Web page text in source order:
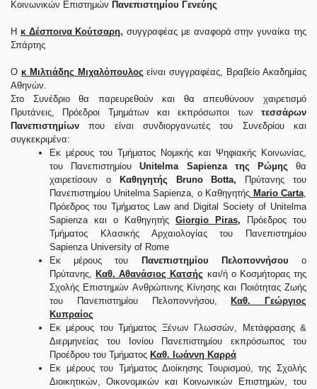
Κοινωνικών Επιστημών Πανεπιστημίου Γενεύης
Η κ Δέσποινα Κούτσαρη, συγγραφέας με αναφορά στην γυναίκα της
Σπάρτης
Ο κ Μιλτιάδης Μιχαλόπουλος είναι συγγραφέας, Βραβείο Ακαδημίας
Αθηνών.
Στο Συνέδριο θα παρευρεθούν και θα απευθύνουν χαιρετισμό
Πρυτάνεις, Πρόεδροι Τμημάτων και εκπρόσωποι των τεσσάρων
Πανεπιστημίων που είναι συνδιοργανωτές του Συνεδρίου και
συγκεκριμένα:
Εκ μέρους του Τμήματος Νομικής και Ψηφιακής Κοινωνίας,
του ΠανεπιστημίουUnitelma Sapienza της Ρώμης θα
χαιρετίσουν οΚαθηγητής Bruno Botta, Πρύτανης του
Πανεπιστημίου Unitelma Sapienza, ο Καθηγητής Mario Carta,
Πρόεδρος του Τμήματος Law and Digital Society of Unitelma
Sapienza και ο Καθηγητής Giorgio Piras, Πρόεδρος του
Τμήματος Κλασικής Αρχαιολογίας του Πανεπιστημίου
Sapienza University of Rome
Εκ μέρους του
Πανεπιστημίου Πελοποννήσου ο
Πρύτανης, Καθ. Αθανάσιος Κατσής και/ή ο Κοσμήτορας της
Σχολής Επιστημών Ανθρώπινης Κίνησης και Ποιότητας Ζωής
του Πανεπιστημίου Πελοποννήσου,
Καθ. Γεώργιος
Κυπραίος
Εκ μέρους του Τμήματος Ξένων Γλωσσών, Μετάφρασης &
Διερμηνείας του Ιονίου Πανεπιστημίου εκπρόσωπος του
Προέδρου του Τμήματος Καθ. Ιωάννη Καρρά
Εκ μέρους του Τμήματος Διοίκησης Τουρισμού, της Σχολής
Διοικητικών, Οικονομικών και Κοινωνικών Επιστημών, του